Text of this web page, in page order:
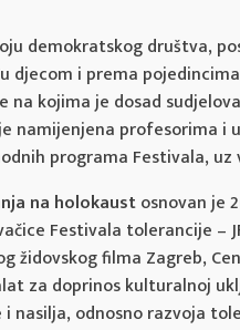
demokratskog društva,
i prema
kojima je dosad
namijenjena profesorima i
programa Festivala,
na holokaustosnovan je
Festivala tolerancije
židovskog filma Zagreb,
za doprinos kulturalnoj
nasilja, odnosno razvoja